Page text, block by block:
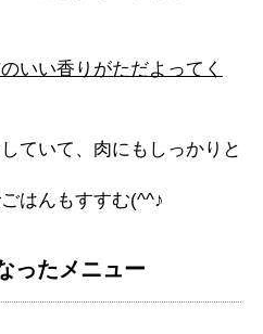
いい香りがただよってく
ていて、肉にもしっかりと
はんもすすむ(^^♪
ったメニュー